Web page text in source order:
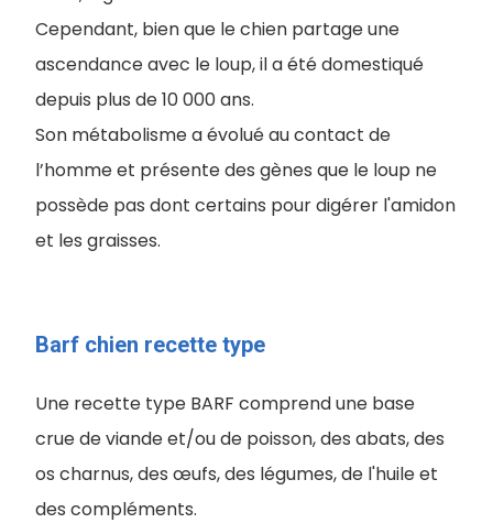
Cependant, bien que le chien partage une
ascendance avec le loup, il a été domestiqué
depuis plus de 10 000 ans.
Son métabolisme a évolué au contact de
l’homme et présente des gènes que le loup ne
possède pas dont certains pour digérer l'amidon
et les graisses.
Barf chien recette type
Une recette type BARF comprend une base
crue de viande et/ou de poisson, des abats, des
os charnus, des œufs, des légumes, de l'huile et
des compléments.